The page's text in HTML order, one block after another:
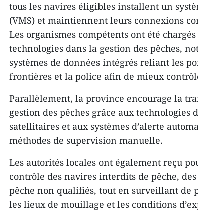
tous les navires éligibles installent un
(VMS) et maintiennent leurs connexions
Les organismes compétents ont été
technologies dans la gestion des pêches,
systèmes de données intégrés reliant les
frontières et la police afin de mieux
Parallèlement, la province encourage la
gestion des pêches grâce aux
satellitaires et aux systèmes d’alerte
méthodes de supervision manuelle.
Les autorités locales ont également reçu
contrôle des navires interdits de pêche,
pêche non qualifiés, tout en surveillant de
les lieux de mouillage et les conditions